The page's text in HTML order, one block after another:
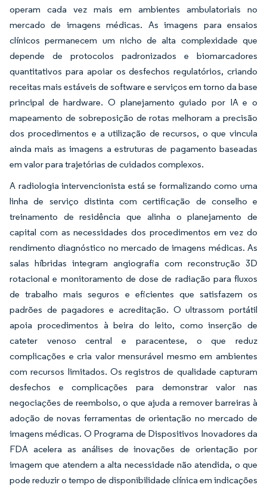
operam cada vez mais em ambientes ambulatoriais no
mercado de imagens médicas. As imagens para ensaios
clínicos permanecem um nicho de alta complexidade que
depende de protocolos padronizados e biomarcadores
quantitativos para apoiar os desfechos regulatórios, criando
receitas mais estáveis de software e serviços em torno da base
principal de hardware. O planejamento guiado por IA e o
mapeamento de sobreposição de rotas melhoram a precisão
dos procedimentos e a utilização de recursos, o que vincula
ainda mais as imagens a estruturas de pagamento baseadas
em valor para trajetórias de cuidados complexos.
A radiologia intervencionista está se formalizando como uma
linha de serviço distinta com certificação de conselho e
treinamento de residência que alinha o planejamento de
capital com as necessidades dos procedimentos em vez do
rendimento diagnóstico no mercado de imagens médicas. As
salas híbridas integram angiografia com reconstrução 3D
rotacional e monitoramento de dose de radiação para fluxos
de trabalho mais seguros e eficientes que satisfazem os
padrões de pagadores e acreditação. O ultrassom portátil
apoia procedimentos à beira do leito, como inserção de
cateter venoso central e paracentese, o que reduz
complicações e cria valor mensurável mesmo em ambientes
com recursos limitados. Os registros de qualidade capturam
desfechos e complicações para demonstrar valor nas
negociações de reembolso, o que ajuda a remover barreiras à
adoção de novas ferramentas de orientação no mercado de
imagens médicas. O Programa de Dispositivos Inovadores da
FDA acelera as análises de inovações de orientação por
imagem que atendem a alta necessidade não atendida, o que
pode reduzir o tempo de disponibilidade clínica em indicações